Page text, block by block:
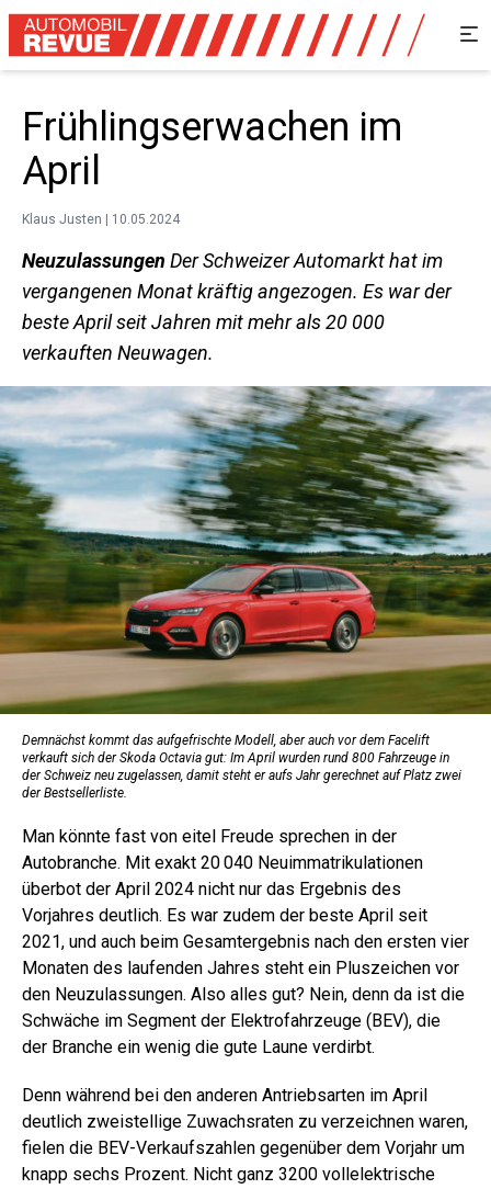
Frühlingserwachen im
April
Klaus Justen | 10.05.2024
Neuzulassungen Der Schweizer Automarkt hat im
vergangenen Monat kräftig angezogen. Es war der
beste April seit Jahren mit mehr als 20 000
verkauften Neuwagen.
Demnächst kommt das aufgefrischte Modell, aber auch vor dem Facelift
verkauft sich der Skoda Octavia gut: Im April wurden rund 800 Fahrzeuge in
der Schweiz neu zugelassen, damit steht er aufs Jahr gerechnet auf Platz zwei
der Bestsellerliste.
Man könnte fast von eitel Freude sprechen in der
Autobranche. Mit exakt 20 040 Neuimmatrikulationen
überbot der April 2024 nicht nur das Ergebnis des
Vorjahres deutlich. Es war zudem der beste April seit
2021, und auch beim Gesamtergebnis nach den ersten vier
Monaten des laufenden Jahres steht ein Pluszeichen vor
den Neuzulassungen. Also alles gut? Nein, denn da ist die
Schwäche im Segment der Elektrofahrzeuge (BEV), die
der Branche ein wenig die gute Laune verdirbt.
Denn während bei den anderen Antriebsarten im April
deutlich zweistellige Zuwachsraten zu verzeichnen waren,
fielen die BEV-Verkaufszahlen gegenüber dem Vorjahr um
knapp sechs Prozent. Nicht ganz 3200 vollelektrische